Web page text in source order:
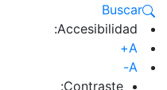
Buscar
Accesibilidad:
A+
A-
Contraste: